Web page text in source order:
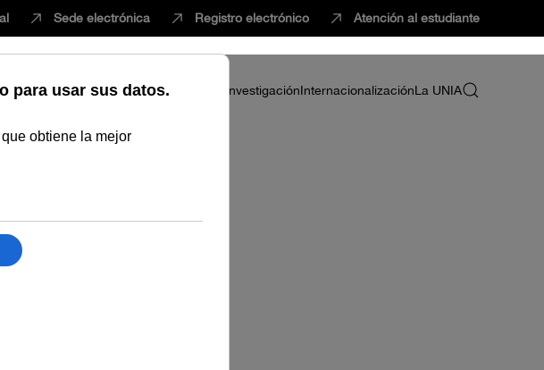
Sede electrónica Registro electrónico Atención al estudiante
Vida universitariaProfesorado InvestigaciónInternacionalizaciónLa UNIA